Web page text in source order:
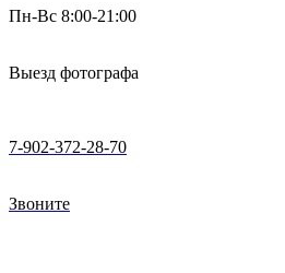
Пн-Вс 8:00-21:00
Выезд фотографа
7-902-372-28-70
Звоните